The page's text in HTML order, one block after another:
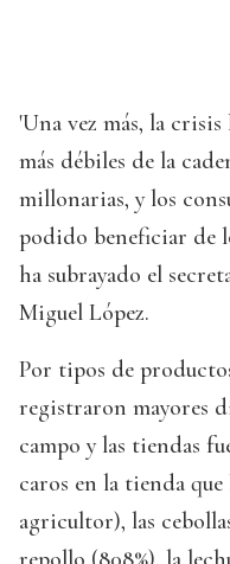
'Una vez más, la crisis
más débiles de la
millonarias, y los
podido beneficiar de
ha subrayado el
Miguel López.
Por tipos de
registraron mayores
campo y las tiendas
caros en la tienda
agricultor), las